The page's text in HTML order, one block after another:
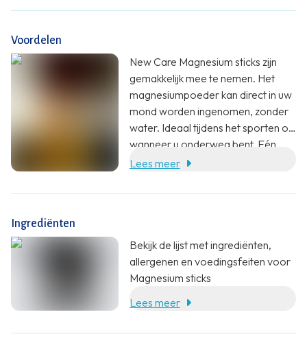
Voordelen
New Care Magnesium sticks zijn
gemakkelijk mee te nemen. Het
magnesiumpoeder kan direct in uw
mond worden ingenomen, zonder
water. Ideaal tijdens het sporten of
wanneer u onderweg bent. Eén
stick bevat een optimale dosering
Lees meer
Ingrediënten
Bekijk de lijst met ingrediënten,
allergenen en voedingsfeiten voor
Magnesium sticks
Lees meer